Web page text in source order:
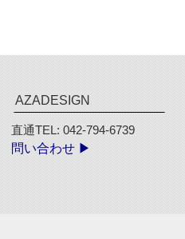
AZADESIGN
直通TEL: 042-794-6739
問い合わせ ▶︎